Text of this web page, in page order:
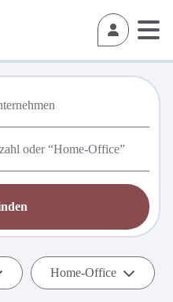
Home-Office